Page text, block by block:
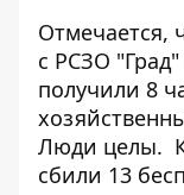
Отмечается,
с РСЗО
получили 8
Люди целы.
сбили 13